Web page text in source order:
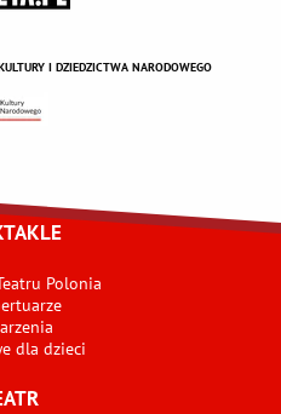
I DZIEDZICTWA NARODOWEGO
Polonia
dla dzieci